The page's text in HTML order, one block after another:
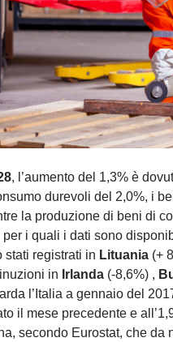
, l’aumento del 1,3% è
durevoli del 2,0%, i
la produzione di beni di
per i quali i dati sono
stati registrati in Lituania (+
in Irlanda (-8,6%) ,
l’Italia a gennaio del
il mese precedente e
secondo Eurostat, che